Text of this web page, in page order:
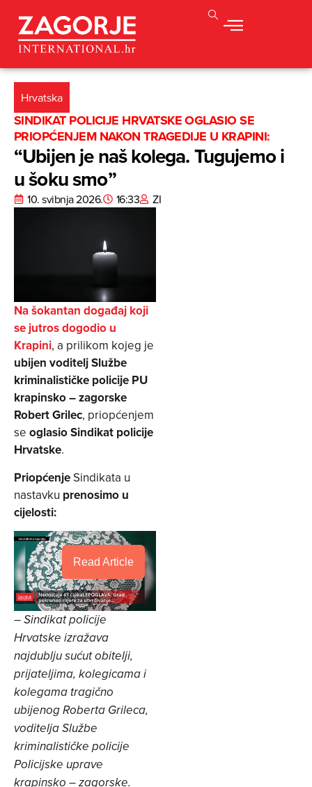
Hrvatska
SINDIKAT POLICIJE HRVATSKE OGLASIO SE
PRIOPĆENJEM NAKON TRAGEDIJE U KRAPINI:
“Ubijen je naš kolega. Tugujemo i
u šoku smo”
10. svibnja 2026. 16:33 ZI
Na šokantan događaj koji
se jutros dogodio u
Krapini, a prilikom kojeg je
ubijen voditelj Službe
kriminalističke policije PU
krapinsko – zagorske
Robert Grilec, priopćenjem
se oglasio Sindikat policije
Hrvatske.
Priopćenje Sindikata u
nastavku prenosimo u
cijelosti:
Read Article
– Sindikat policije
Hrvatske izražava
najdublju sućut obitelji,
prijateljima, kolegicama i
kolegama tragično
ubijenog Roberta Grileca,
voditelja Službe
kriminalističke policije
Policijske uprave
krapinsko – zagorske.